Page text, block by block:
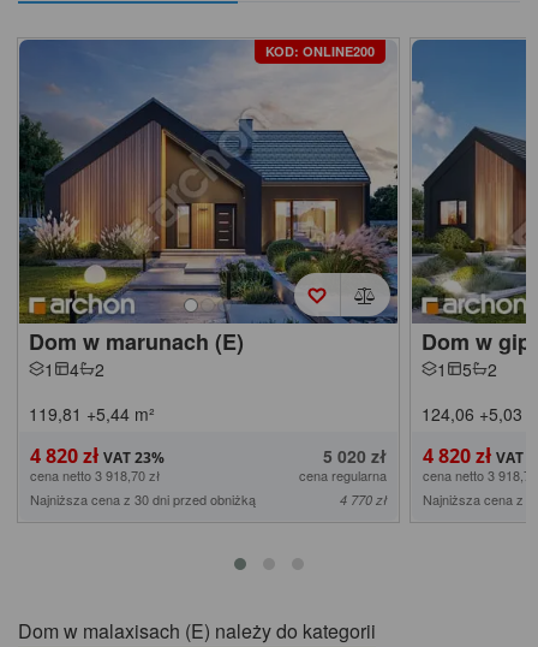
KOD: ONLINE200
Dom w marunach (E)
1 4
2
119,81 +5,44 m²
4 820 zł 5 020 zł
cena netto 3 918,70 zł
cena regularna
Najniższa cena z 30 dni przed obniżką
4 770 zł
Dom w
1 5
2
124,06 +5,03
4 820 zł
cena netto 3
Najniższa cena z
Dom w malaxisach (E) należy do kategorii